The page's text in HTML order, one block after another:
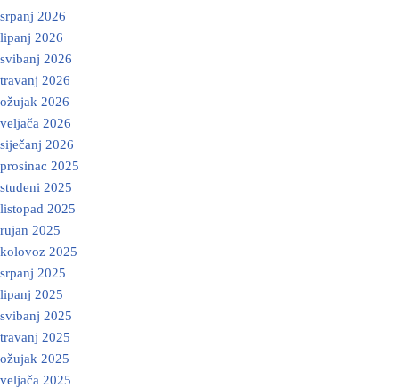
srpanj 2026
lipanj 2026
svibanj 2026
travanj 2026
ožujak 2026
veljača 2026
siječanj 2026
prosinac 2025
studeni 2025
listopad 2025
rujan 2025
kolovoz 2025
srpanj 2025
lipanj 2025
svibanj 2025
travanj 2025
ožujak 2025
veljača 2025